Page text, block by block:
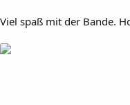
Viel spaß mit der Bande.